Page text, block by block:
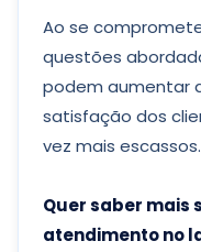
Ao se
questões
podem aumentar
satisfação dos
vez mais escassos.
Quer saber mais
atendimento no